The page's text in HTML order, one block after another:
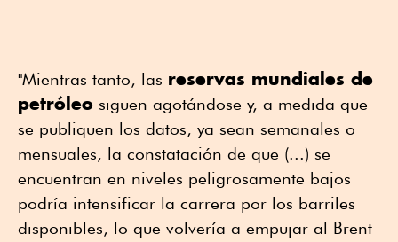
"Mientras tanto, las reservas mundiales de
petróleo siguen agotándose y, a medida que
se publiquen los datos, ya sean semanales o
mensuales, la constatación de que (...) se
encuentran en niveles peligrosamente bajos
podría intensificar la carrera por los barriles
disponibles, lo que volvería a empujar al Brent